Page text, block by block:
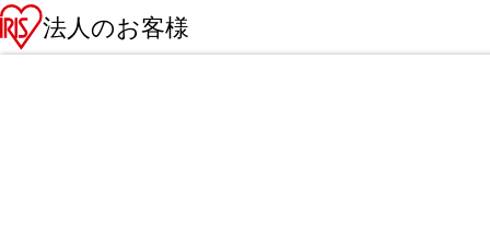
法人のお客様